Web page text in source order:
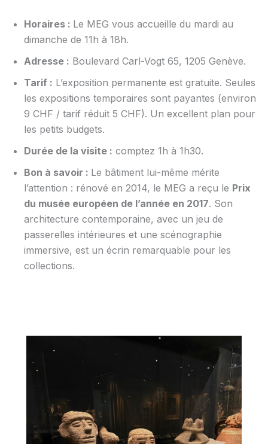
Horaires : Le MEG vous accueille du mardi au
dimanche de 11h à 18h.
Adresse : Boulevard Carl-Vogt 65, 1205 Genève.
Tarif : L’exposition permanente est gratuite. Seules
les expositions temporaires sont payantes (environ
9 CHF / tarif réduit 5 CHF). Un excellent plan pour
les petits budgets.
Durée de la visite : comptez 1h à 1h30.
Bon à savoir : Le bâtiment lui-même mérite
l’attention : rénové en 2014, le MEG a reçu le Prix
du musée européen de l’année en 2017. Son
architecture contemporaine, avec un jeu de
passerelles intérieures et une scénographie
immersive, est un écrin remarquable pour les
collections.